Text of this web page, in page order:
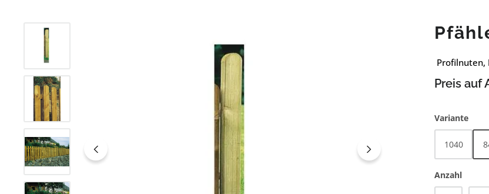
Bildergalerie überspringen
Profilnuten,
Preis auf
Variante
1040
Anzahl